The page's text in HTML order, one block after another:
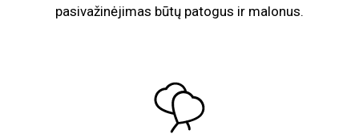
pasivažinėjimas būtų patogus ir malonus.